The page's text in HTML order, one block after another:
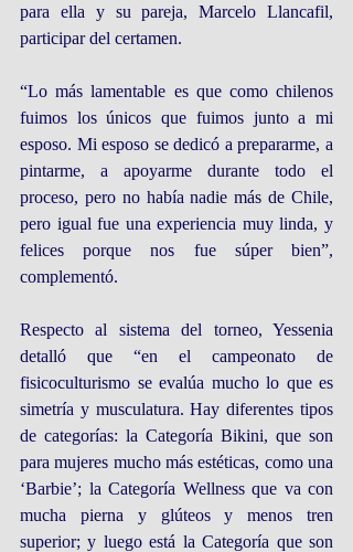
para ella y su pareja, Marcelo Llancafil,
participar del certamen.
“Lo más lamentable es que como chilenos
fuimos los únicos que fuimos junto a mi
esposo. Mi esposo se dedicó a prepararme, a
pintarme, a apoyarme durante todo el
proceso, pero no había nadie más de Chile,
pero igual fue una experiencia muy linda, y
felices porque nos fue súper bien”,
complementó.
Respecto al sistema del torneo, Yessenia
detalló que “en el campeonato de
fisicoculturismo se evalúa mucho lo que es
simetría y musculatura. Hay diferentes tipos
de categorías: la Categoría Bikini, que son
para mujeres mucho más estéticas, como una
‘Barbie’; la Categoría Wellness que va con
mucha pierna y glúteos y menos tren
superior; y luego está la Categoría que son